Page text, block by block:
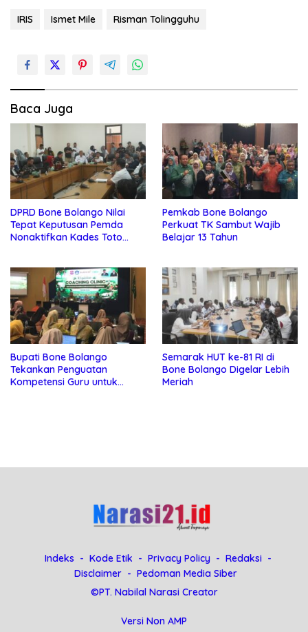
IRIS Ismet Mile Risman Tolingguhu
Baca Juga
DPRD Bone Bolango Nilai
Tepat Keputusan Pemda
Nonaktifkan Kades Toto
Pemkab Bone Bolango
Perkuat TK Sambut Wajib
Belajar 13 Tahun
Bupati Bone Bolango
Tekankan Penguatan
Kompetensi Guru untuk
Semarak HUT ke-81 RI di
Bone Bolango Digelar Lebih
Meriah
Indeks Kode Etik Privacy Policy
Redaksi
Disclaimer
Pedoman Media Siber
©PT. Nabilal Narasi Creator
Versi Non AMP